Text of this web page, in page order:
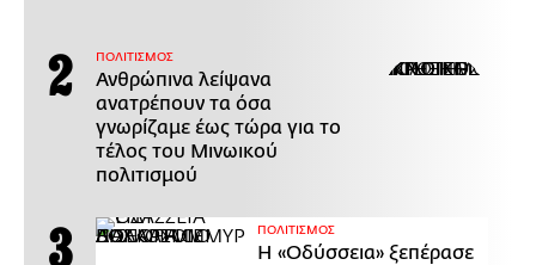
ΠΟΛΙΤΙΣΜΟΣ
Ανθρώπινα λείψανα
ανατρέπουν τα όσα
γνωρίζαμε έως τώρα για το
τέλος του Μινωικού
πολιτισμού
ΠΟΛΙΤΙΣΜΟΣ
Η «Οδύσσεια» ξεπέρασε